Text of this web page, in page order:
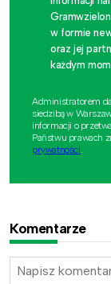
w formie
oraz jej
każdym
Administratorem
siedzibą w
informacji o
Państwu prawach
prywatności
Komentarze